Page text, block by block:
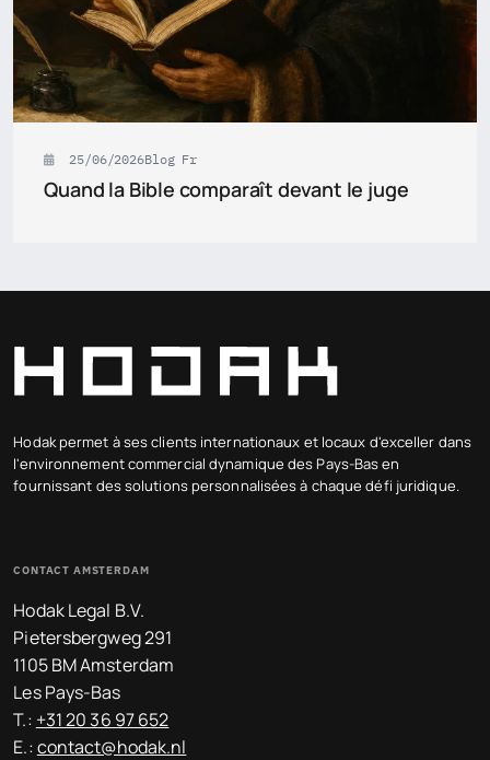
25/06/2026Blog Fr
Quand la Bible comparaît devant le juge
Hodak permet à ses clients internationaux et locaux d'exceller dans
l'environnement commercial dynamique des Pays-Bas en
fournissant des solutions personnalisées à chaque défi juridique.
CONTACT AMSTERDAM
Hodak Legal B.V.
Pietersbergweg 291
1105 BM Amsterdam
Les Pays-Bas
T.: +31 20 36 97 652
E.:contact@hodak.nl